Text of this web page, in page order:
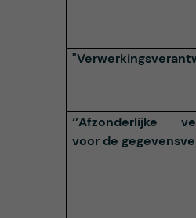
‘’Afzonderlijke
voor de